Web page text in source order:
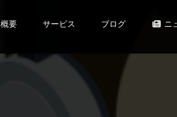
要 サービス ブログ ニ